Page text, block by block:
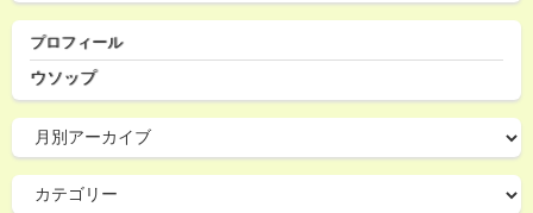
プロフィール
ウソップ